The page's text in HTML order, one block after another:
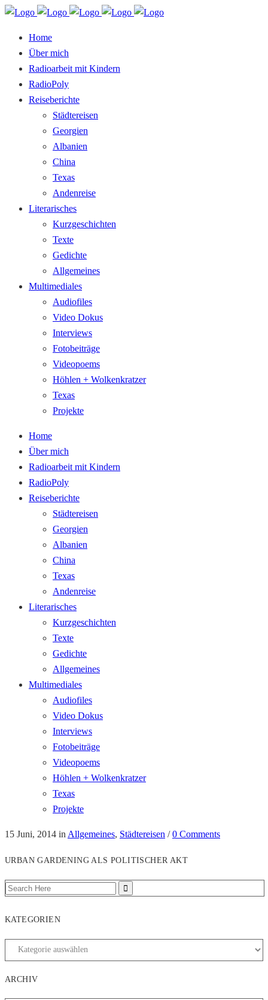
Home
Über mich
Radioarbeit mit Kindern
RadioPoly
Reiseberichte
Städtereisen
Georgien
Albanien
China
Texas
Andenreise
Literarisches
Kurzgeschichten
Texte
Gedichte
Allgemeines
Multimediales
Audiofiles
Video Dokus
Interviews
Fotobeiträge
Videopoems
Höhlen + Wolkenkratzer
Texas
Projekte
Home
Über mich
Radioarbeit mit Kindern
RadioPoly
Reiseberichte
Städtereisen
Georgien
Albanien
China
Texas
Andenreise
Literarisches
Kurzgeschichten
Texte
Gedichte
Allgemeines
Multimediales
Audiofiles
Video Dokus
Interviews
Fotobeiträge
Videopoems
Höhlen + Wolkenkratzer
Texas
Projekte
15 Juni, 2014 in Allgemeines, Städtereisen /0 Comments
URBAN GARDENING ALS POLITISCHER AKT
KATEGORIEN
ARCHIV